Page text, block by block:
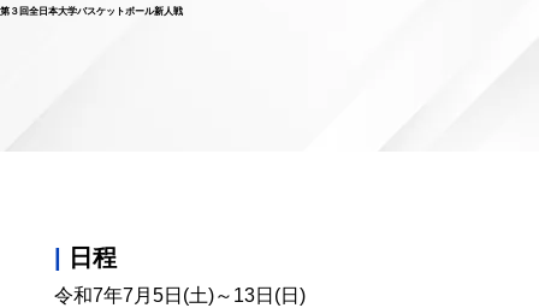
第３回全日本大学バスケットボール新人戦
日程
令和7年7月5日(土)～13日(日)